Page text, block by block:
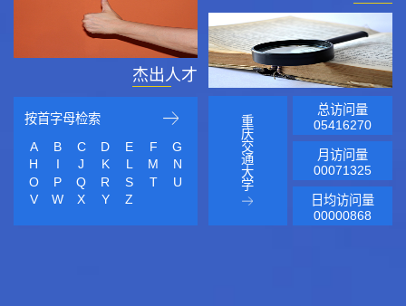
杰出人才
按首字母检索
A
B C D E F
G
H
I J K L M
N
O
P Q R S T
U
V
W X Y Z
重
庆
交
通
大
学
总访问量
05416270
月访问量
00071325
日均访问量
00000868